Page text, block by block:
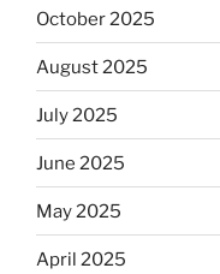
October 2025
August 2025
July 2025
June 2025
May 2025
April 2025